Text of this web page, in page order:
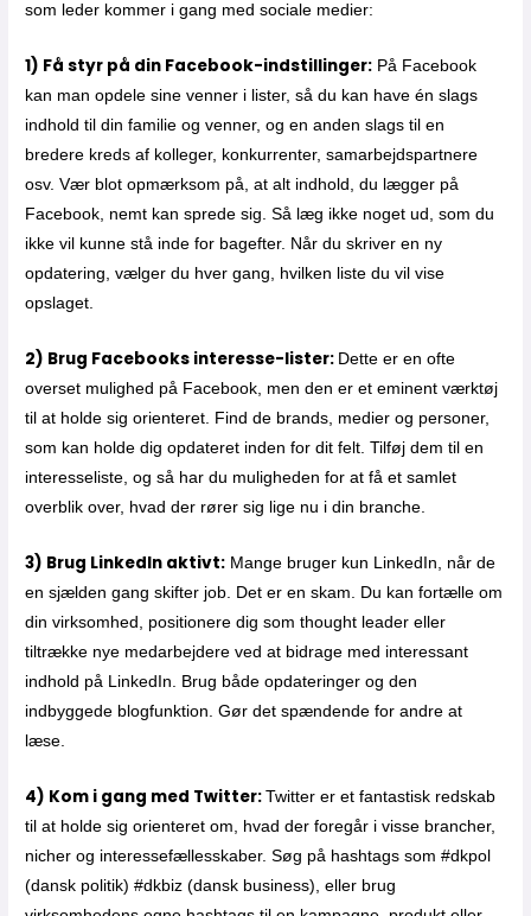
som leder kommer i gang med sociale medier:
1) Få styr på din Facebook-indstillinger: På Facebook
kan man opdele sine venner i lister, så du kan have én slags
indhold til din familie og venner, og en anden slags til en
bredere kreds af kolleger, konkurrenter, samarbejdspartnere
osv. Vær blot opmærksom på, at alt indhold, du lægger på
Facebook, nemt kan sprede sig. Så læg ikke noget ud, som du
ikke vil kunne stå inde for bagefter. Når du skriver en ny
opdatering, vælger du hver gang, hvilken liste du vil vise
opslaget.
2) Brug Facebooks interesse-lister: Dette er en ofte
overset mulighed på Facebook, men den er et eminent værktøj
til at holde sig orienteret. Find de brands, medier og personer,
som kan holde dig opdateret inden for dit felt. Tilføj dem til en
interesseliste, og så har du muligheden for at få et samlet
overblik over, hvad der rører sig lige nu i din branche.
3) Brug LinkedIn aktivt: Mange bruger kun LinkedIn, når de
en sjælden gang skifter job. Det er en skam. Du kan fortælle om
din virksomhed, positionere dig som thought leader eller
tiltrække nye medarbejdere ved at bidrage med interessant
indhold på LinkedIn. Brug både opdateringer og den
indbyggede blogfunktion. Gør det spændende for andre at
læse.
4) Kom i gang med Twitter:Twitter er et fantastisk redskab
til at holde sig orienteret om, hvad der foregår i visse brancher,
nicher og interessefællesskaber. Søg på hashtags som #dkpol
(dansk politik) #dkbiz (dansk business), eller brug